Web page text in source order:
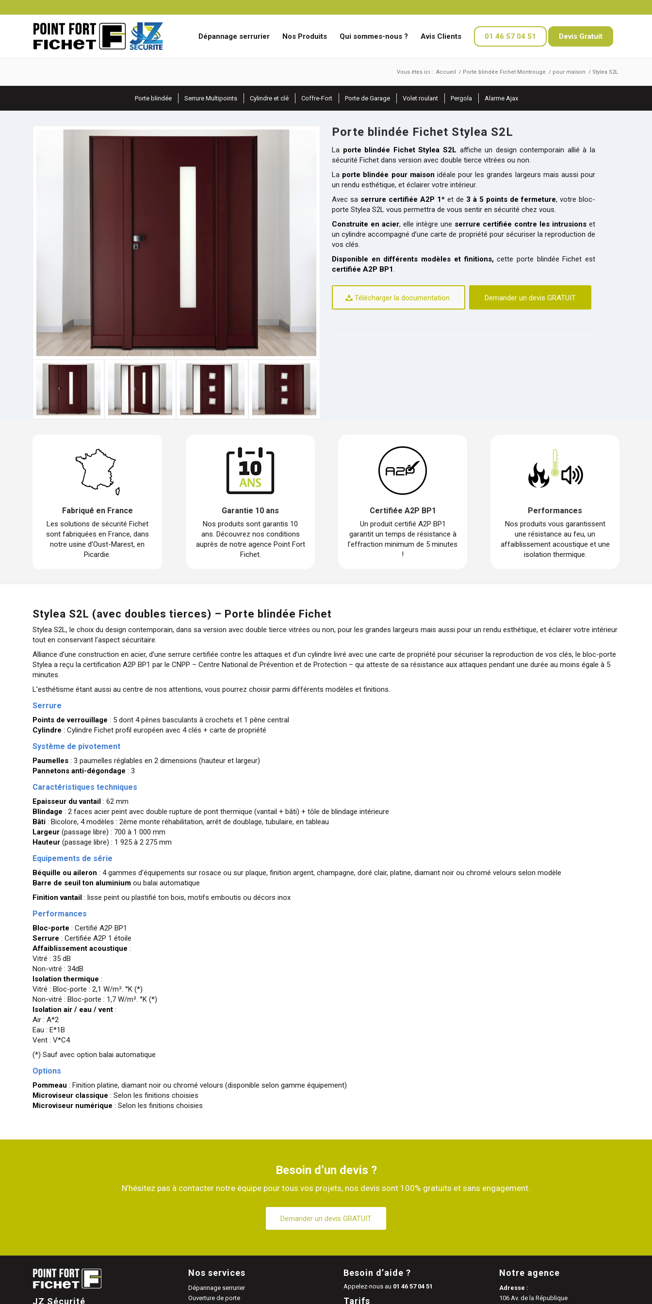
Dépannage serrurier Nos Produits Qui sommes-nous ? Avis Clients 01 46 57 04 51 Devis Gratuit
Vous êtes ici : Accueil / Porte blindée Fichet Montrouge / pour maison / Stylea S2L
Porte blindée Serrure Multipoints Cylindre et clé Coffre-Fort Porte de Garage Volet roulant Pergola Alarme Ajax
Porte blindée Fichet Stylea S2L
La porte blindée Fichet Stylea S2L affiche un design contemporain allié à la
sécurité Fichet dans version avec double tierce vitrées ou non.
La porte blindée pour maison idéale pour les grandes largeurs mais aussi pour
un rendu esthétique, et éclairer votre intérieur.
Avec sa serrure certifiée A2P 1* et de 3 à 5 points de fermeture, votre bloc-
porte Stylea S2L vous permettra de vous sentir en sécurité chez vous.
Construite en acier, elle intègre une serrure certifiée contre les intrusions et
un cylindre accompagné d’une carte de propriété pour sécuriser la reproduction de
vos clés.
Disponible en différents modèles et finitions,cette porte blindée Fichet est
certifiée A2P BP1.
Télécharger la documentation Demander un devis GRATUIT
Fabriqué en France
Les solutions de sécurité Fichet
sont fabriquées en France, dans
notre usine d’Oust-Marest, en
Picardie.
Garantie 10 ans
Nos produits sont garantis 10
ans. Découvrez nos conditions
auprès de notre agence Point Fort
Fichet.
Certifiée A2P BP1
Un produit certifié A2P BP1
garantit un temps de résistance à
l’effraction minimum de 5 minutes
!
Performances
Nos produits vous garantissent
une résistance au feu, un
affaiblissement acoustique et une
isolation thermique.
Stylea S2L (avec doubles tierces) – Porte blindée Fichet
Stylea S2L, le choix du design contemporain, dans sa version avec double tierce vitrées ou non, pour les grandes largeurs mais aussi pour un rendu esthétique, et éclairer votre intérieur
tout en conservant l’aspect sécuritaire.
Alliance d’une construction en acier, d’une serrure certifiée contre les attaques et d’un cylindre livré avec une carte de propriété pour sécuriser la reproduction de vos clés, le bloc-porte
Stylea a reçu la certification A2P BP1 par le CNPP – Centre National de Prévention et de Protection – qui atteste de sa résistance aux attaques pendant une durée au moins égale à 5
minutes.
L’esthétisme étant aussi au centre de nos attentions, vous pourrez choisir parmi différents modèles et finitions.
Serrure
Points de verrouillage : 5 dont 4 pênes basculants à crochets et 1 pêne central
Cylindre : Cylindre Fichet profil européen avec 4 clés + carte de propriété
Système de pivotement
Paumelles : 3 paumelles réglables en 2 dimensions (hauteur et largeur)
Pannetons anti-dégondage : 3
Caractéristiques techniques
Epaisseur du vantail : 62 mm
Blindage : 2 faces acier peint avec double rupture de pont thermique (vantail + bâti) + tôle de blindage intérieure
Bâti : Bicolore, 4 modèles : 2ème monte réhabilitation, arrêt de doublage, tubulaire, en tableau
Largeur (passage libre) : 700 à 1 000 mm
Hauteur (passage libre) : 1 925 à 2 275 mm
Equipements de série
Béquille ou aileron : 4 gammes d’équipements sur rosace ou sur plaque, finition argent, champagne, doré clair, platine, diamant noir ou chromé velours selon modèle
Barre de seuil ton aluminium ou balai automatique
Finition vantail : lisse peint ou plastifié ton bois, motifs emboutis ou décors inox
Performances
Bloc-porte : Certifié A2P BP1
Serrure : Certifiée A2P 1 étoile
Affaiblissement acoustique :
Vitré : 35 dB
Non-vitré : 34dB
Isolation thermique :
Vitré : Bloc-porte : 2,1 W/m². °K (*)
Non-vitré : Bloc-porte : 1,7 W/m². °K (*)
Isolation air / eau / vent :
Air : A*2
Eau : E*1B
Vent : V*C4
(*) Sauf avec option balai automatique
Options
Pommeau : Finition platine, diamant noir ou chromé velours (disponible selon gamme équipement)
Microviseur classique : Selon les finitions choisies
Microviseur numérique : Selon les finitions choisies
Besoin d’un devis ?
N’hésitez pas à contacter notre équipe pour tous vos projets, nos devis sont 100% gratuits et sans engagement.
Demander un devis GRATUIT
JZ Sécurité
Nos services
Dépannage serrurier
Ouverture de porte
Besoin d’aide ?
Appelez-nous au 01 46 57 04 51
Tarifs
Notre agence
Adresse :
106 Av. de la République